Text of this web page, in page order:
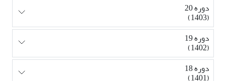
دوره 20
(1403)
دوره 19
(1402)
دوره 18